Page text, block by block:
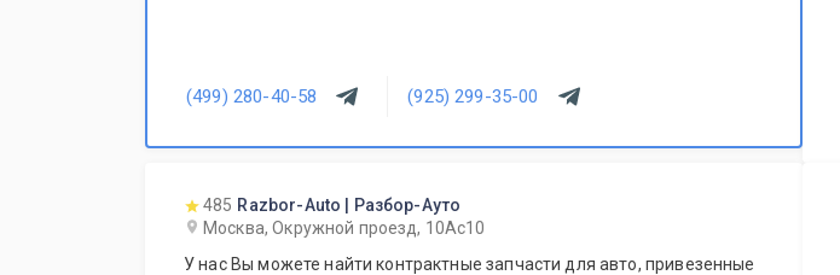
(499) 280-40-58 (925) 299-35-00
485 Razbor-Auto | Разбор-Ауто
Москва, Окружной проезд, 10Ас10
У нас Вы можете найти контрактные запчасти для авто, привезенные